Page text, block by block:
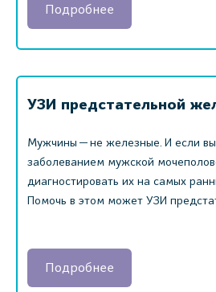
Подробнее
УЗИ предстательной
Мужчины — не железные. И если вы
заболеванием мужской
диагностировать их на самых
Помочь в этом может УЗИ
Подробнее